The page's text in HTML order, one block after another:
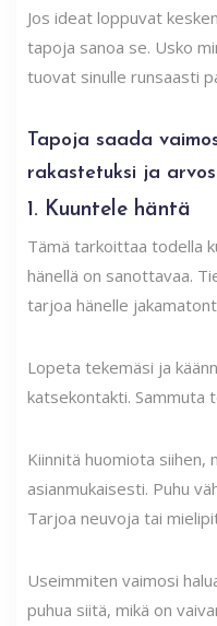
Jos ideat loppuvat
tapoja sanoa se. Usko
tuovat sinulle runsaasti
Tapoja saada
rakastetuksi ja
1. Kuuntele häntä
Tämä tarkoittaa todella
hänellä on sanottavaa.
tarjoa hänelle
Lopeta tekemäsi ja
katsekontakti. Sammuta
Kiinnitä huomiota siihen,
asianmukaisesti. Puhu
Tarjoa neuvoja tai
Useimmiten vaimosi
puhua siitä, mikä on